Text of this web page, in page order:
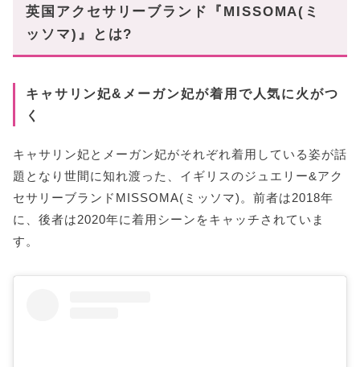
●リング・ブレスレット
●ネックレス
〜まとめ〜
英国アクセサリーブランド『MISSOMA(ミ
ッソマ)』とは?
キャサリン妃&メーガン妃が着用で人気に火がつ
く
キャサリン妃とメーガン妃がそれぞれ着用している姿が話
題となり世間に知れ渡った、イギリスのジュエリー&アク
セサリーブランドMISSOMA(ミッソマ)。前者は2018年
に、後者は2020年に着用シーンをキャッチされていま
す。